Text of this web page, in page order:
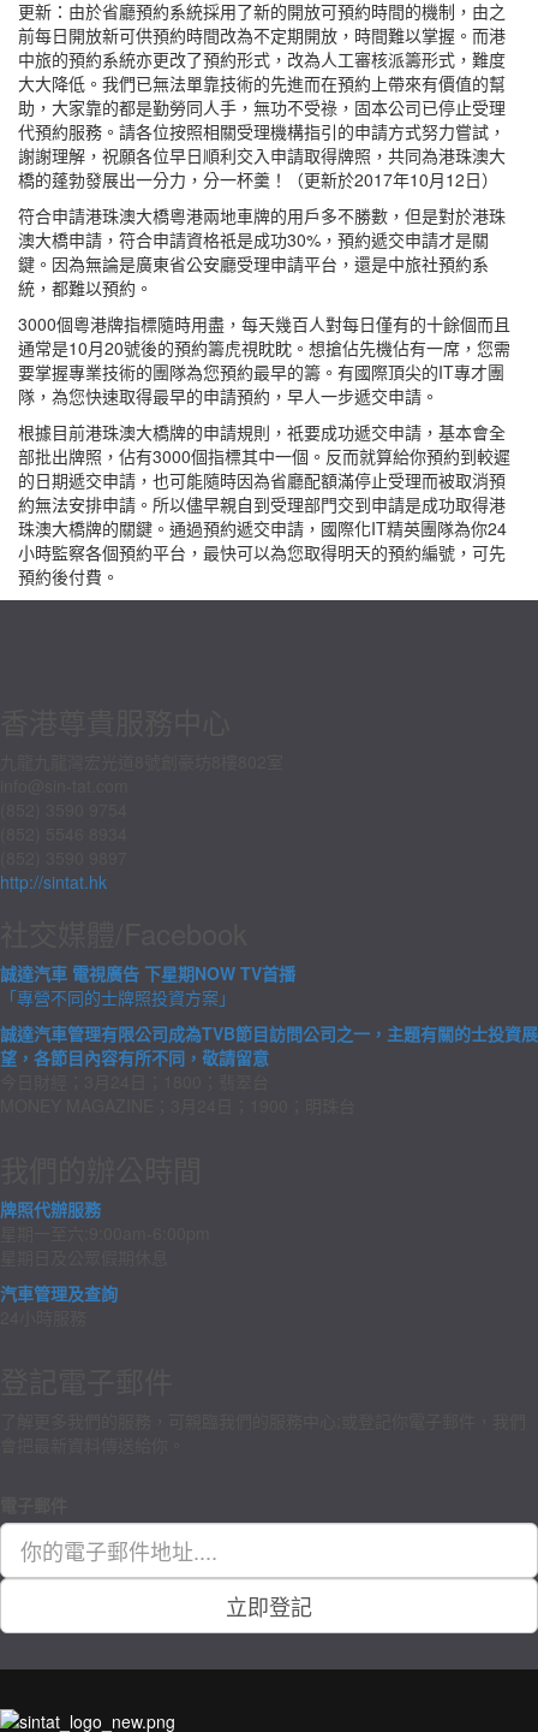
更新：由於省廳預約系統採用了新的開放可預約時間的機制，由之
前每日開放新可供預約時間改為不定期開放，時間難以掌握。而港
中旅的預約系統亦更改了預約形式，改為人工審核派籌形式，難度
大大降低。我們已無法單靠技術的先進而在預約上帶來有價值的幫
助，大家靠的都是勤勞同人手，無功不受祿，固本公司已停止受理
代預約服務。請各位按照相關受理機構指引的申請方式努力嘗試，
謝謝理解，祝願各位早日順利交入申請取得牌照，共同為港珠澳大
橋的蓬勃發展出一分力，分一杯羹！（更新於2017年10月12日）
符合申請港珠澳大橋粵港兩地車牌的用戶多不勝數，但是對於港珠
澳大橋申請，符合申請資格祇是成功30%，預約遞交申請才是關
鍵。因為無論是廣東省公安廳受理申請平台，還是中旅社預約系
統，都難以預約。
3000個粵港牌指標隨時用盡，每天幾百人對每日僅有的十餘個而且
通常是10月20號後的預約籌虎視眈眈。想搶佔先機佔有一席，您需
要掌握專業技術的團隊為您預約最早的籌。有國際頂尖的IT專才團
隊，為您快速取得最早的申請預約，早人一步遞交申請。
根據目前港珠澳大橋牌的申請規則，祇要成功遞交申請，基本會全
部批出牌照，佔有3000個指標其中一個。反而就算給你預約到較遲
的日期遞交申請，也可能隨時因為省廳配額滿停止受理而被取消預
約無法安排申請。所以儘早親自到受理部門交到申請是成功取得港
珠澳大橋牌的關鍵。通過預約遞交申請，國際化IT精英團隊為你24
小時監察各個預約平台，最快可以為您取得明天的預約編號，可先
預約後付費。
http://sintat.hk
誠達汽車 電視廣告 下星期NOW TV首播
「專營不同的士牌照投資方案」
誠達汽車管理有限公司成為TVB節目訪問公司之一，主題有關的士投資展
望，各節目內容有所不同，敬請留意
牌照代辦服務
汽車管理及查詢
立即登記